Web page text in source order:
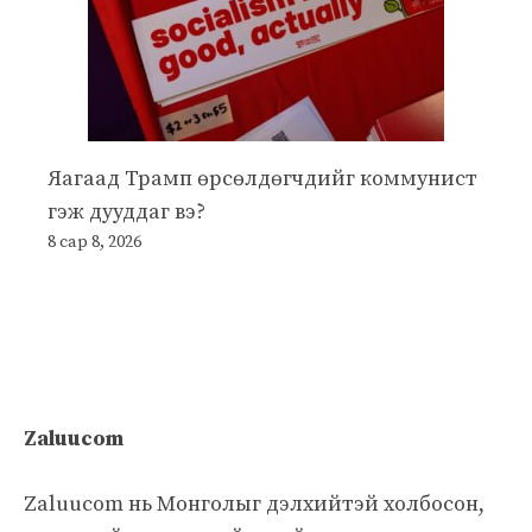
Яагаад Трамп өрсөлдөгчдийг коммунист
гэж дууддаг вэ?
8 сар 8, 2026
Zaluucom
Zaluucom нь Монголыг дэлхийтэй холбосон,